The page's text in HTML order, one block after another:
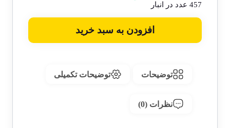
457 عدد در انبار
افزودن به سبد خرید
توضیحات توضیحات تکمیلی
نظرات (0)